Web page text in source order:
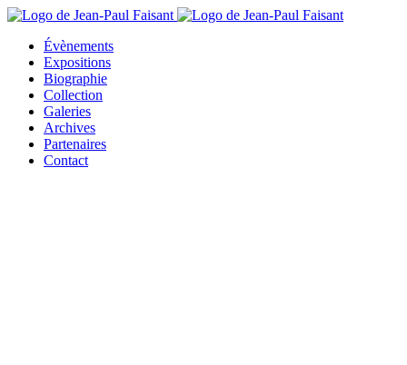
Évènements
Expositions
Biographie
Collection
Galeries
Archives
Partenaires
Contact